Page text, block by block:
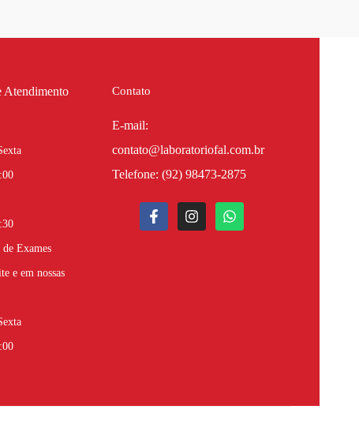
Atendimento
Exames
e em nossas
Contato
E-mail:
contato@laboratoriofal.com.br
Telefone:(92) 98473-2875